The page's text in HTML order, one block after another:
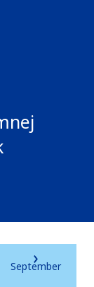
September